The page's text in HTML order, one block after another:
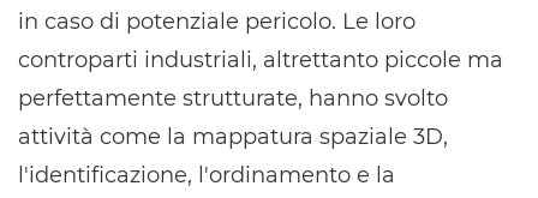
in caso di potenziale pericolo. Le loro
controparti industriali, altrettanto piccole ma
perfettamente strutturate, hanno svolto
attività come la mappatura spaziale 3D,
l'identificazione, l'ordinamento e la